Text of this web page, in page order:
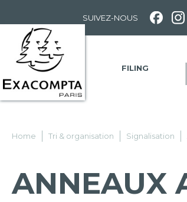
SUIVEZ-NOUS
FILING
Home Tri & organisation Signalisation
ANNEAUX